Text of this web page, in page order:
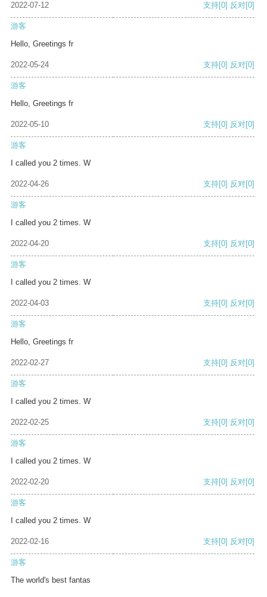
2022-07-12 支持[0] 反对[0]
游客
Hello, Greetings fr
2022-05-24 支持[0] 反对[0]
游客
Hello, Greetings fr
2022-05-10 支持[0] 反对[0]
游客
I called you 2 times. W
2022-04-26 支持[0] 反对[0]
游客
I called you 2 times. W
2022-04-20 支持[0] 反对[0]
游客
I called you 2 times. W
2022-04-03 支持[0] 反对[0]
游客
Hello, Greetings fr
2022-02-27 支持[0] 反对[0]
游客
I called you 2 times. W
2022-02-25 支持[0] 反对[0]
游客
I called you 2 times. W
2022-02-20 支持[0] 反对[0]
游客
I called you 2 times. W
2022-02-16 支持[0] 反对[0]
游客
The world's best fantas